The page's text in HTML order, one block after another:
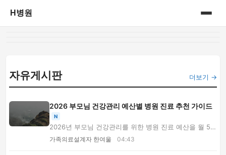
H병원
자유게시판
2026 부모님 건강관리 예산별 병원 진료 추천 가이드
N
2026년 부모님 건강관리를 위한 병원 진료 예산을 월 5만
원 이하부터 30만원 이상까지 비교합니다. 가격...
가족의료설계자 한여울 04:43
더보기 →